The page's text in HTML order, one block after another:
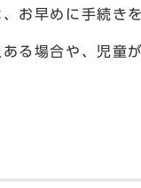
お早めに手続き
る場合や、児童